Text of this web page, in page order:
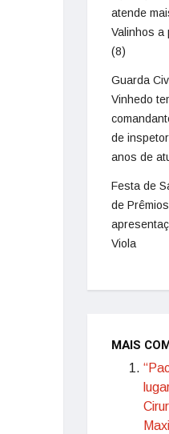
atende
Valinhos a
(8)
Guarda
Vinhedo
de
anos de
Festa de
de
Viola
MAIS